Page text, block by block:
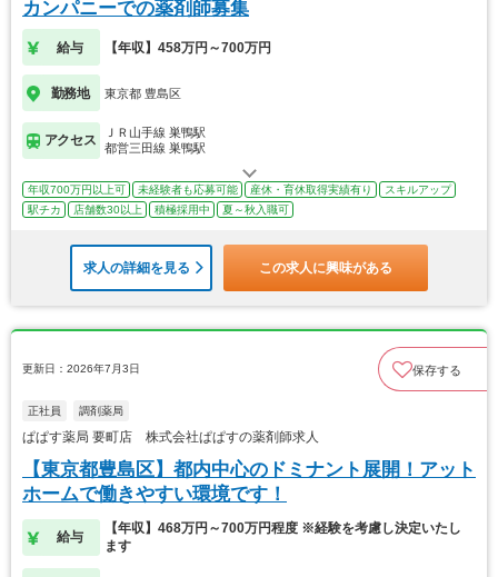
カンパニーでの薬剤師募集
給与 【年収】458万円～700万円
勤務地 東京都 豊島区
アクセス
ＪＲ山手線 巣鴨駅
都営三田線 巣鴨駅
年収700万円以上可 未経験者も応募可能 産休・育休取得実績有り
スキルアップ
駅チカ
店舗数30以上 積極採用中 夏～秋入職可
求人の詳細を見る この求人に興味がある
更新日：2026年7月3日 保存する
正社員 調剤薬局
ぱぱす薬局 要町店 株式会社ぱぱすの薬剤師求人
【東京都豊島区】都内中心のドミナント展開！アット
ホームで働きやすい環境です！
給与
【年収】468万円～700万円程度 ※経験を考慮し決定いたし
ます